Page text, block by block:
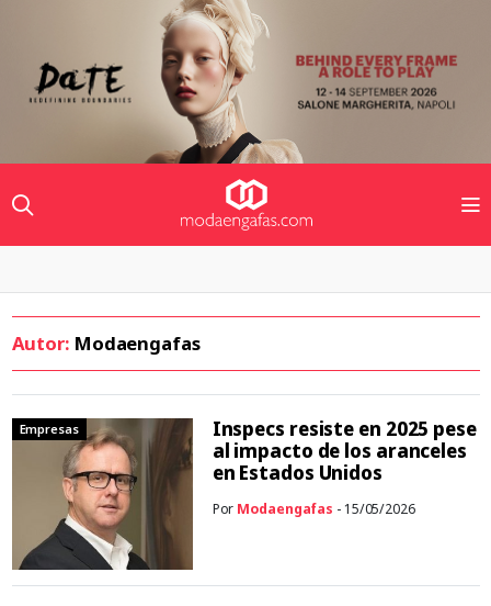
Autor: Modaengafas
Empresas
Inspecs resiste en 2025 pese
al impacto de los aranceles
en Estados Unidos
Por Modaengafas - 15/05/2026